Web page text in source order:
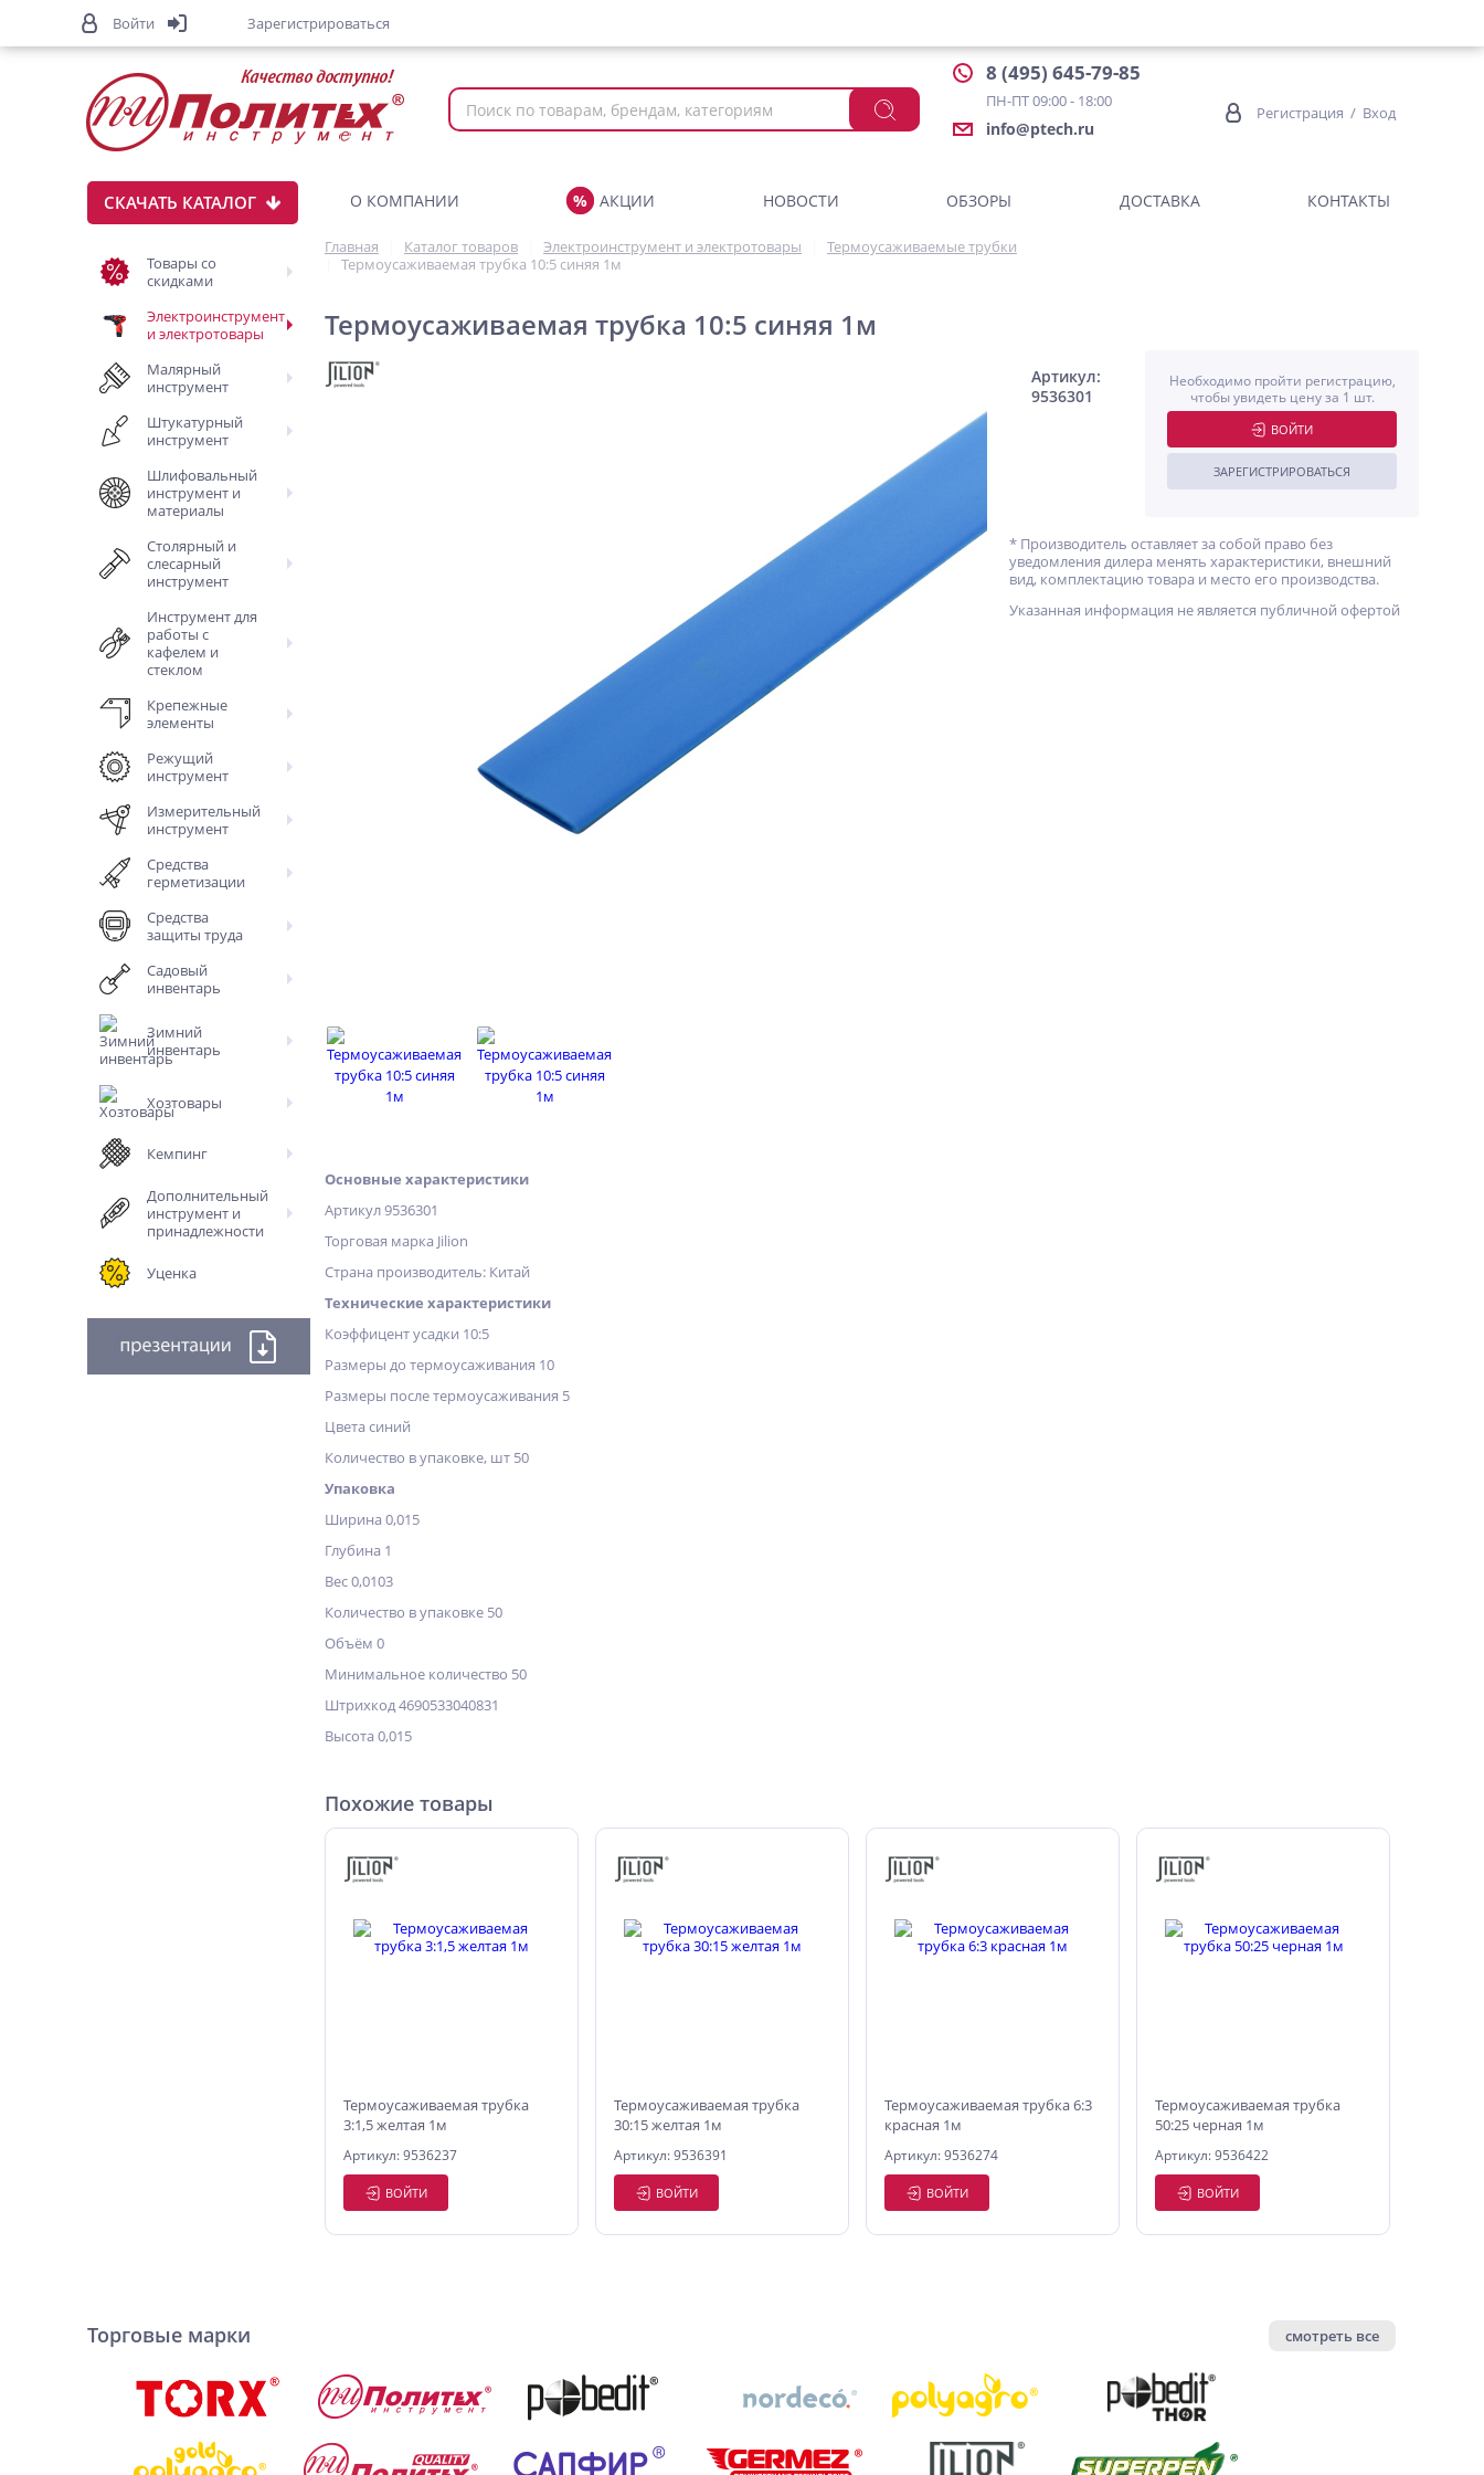
8 (495) 645-79-85
ПН-ПТ 09:00 - 18:00
info@ptech.ru
Регистрация / Вход
СКАЧАТЬ КАТАЛОГ
Товары со
скидками
Электроинструмент
и электротовары
Малярный
инструмент
Штукатурный
инструмент
Шлифовальный
инструмент и
материалы
Столярный и
слесарный
инструмент
Инструмент для
работы с
кафелем и
стеклом
Крепежные
элементы
Режущий
инструмент
Измерительный
инструмент
Средства
герметизации
Средства
защиты труда
Садовый
инвентарь
Зимний
инвентарь
Хозтовары
Кемпинг
Дополнительный
инструмент и
принадлежности
Уценка
О КОМПАНИИ АКЦИИ НОВОСТИ ОБЗОРЫ ДОСТАВКА КОНТАКТЫ
Главная Каталог товаров Электроинструмент и электротовары
Термоусаживаемые трубки
Термоусаживаемая трубка 10:5 синяя 1м
Термоусаживаемая трубка 10:5 синяя 1м
Артикул:
9536301
Необходимо пройти регистрацию,
чтобы увидеть цену за 1 шт.
ВОЙТИ
ЗАРЕГИСТРИРОВАТЬСЯ
* Производитель оставляет за собой право без
уведомления дилера менять характеристики, внешний
вид, комплектацию товара и место его производства.
Указанная информация не является публичной офертой
Основные характеристики
Артикул 9536301
Торговая марка Jilion
Страна производитель: Китай
Технические характеристики
Коэффицент усадки 10:5
Размеры до термоусаживания 10
Размеры после термоусаживания 5
Цвета синий
Количество в упаковке, шт 50
Упаковка
Ширина 0,015
Глубина 1
Вес 0,0103
Количество в упаковке 50
Объём 0
Минимальное количество 50
Штрихкод 4690533040831
Высота 0,015
Похожие товары
Термоусаживаемая трубка
3:1,5 желтая 1м
Артикул: 9536237
ВОЙТИ
Термоусаживаемая трубка
30:15 желтая 1м
Артикул: 9536391
ВОЙТИ
Термоусаживаемая трубка 6:3
красная 1м
Артикул: 9536274
ВОЙТИ
Термоусаживаемая трубка
50:25 черная 1м
Артикул: 9536422
ВОЙТИ
Торговые марки смотреть все
Войти Зарегистрироваться